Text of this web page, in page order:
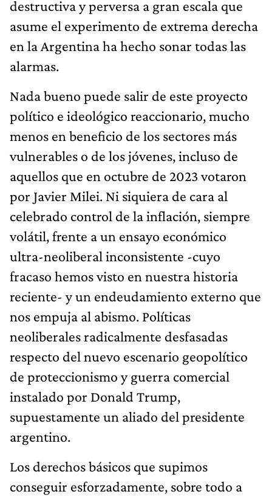
destructiva y perversa a gran escala que
asume el experimento de extrema derecha
en la Argentina ha hecho sonar todas las
alarmas.
Nada bueno puede salir de este proyecto
político e ideológico reaccionario, mucho
menos en beneficio de los sectores más
vulnerables o de los jóvenes, incluso de
aquellos que en octubre de 2023 votaron
por Javier Milei. Ni siquiera de cara al
celebrado control de la inflación, siempre
volátil, frente a un ensayo económico
ultra-neoliberal inconsistente -cuyo
fracaso hemos visto en nuestra historia
reciente- y un endeudamiento externo que
nos empuja al abismo. Políticas
neoliberales radicalmente desfasadas
respecto del nuevo escenario geopolítico
de proteccionismo y guerra comercial
instalado por Donald Trump,
supuestamente un aliado del presidente
argentino.
Los derechos básicos que supimos
conseguir esforzadamente, sobre todo a